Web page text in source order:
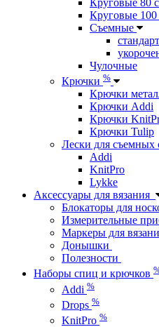
Круговые
Съемные
Чулочные
Крючки %
Крючки
Крючки Addi
Крючки
Крючки Tulip
Лески для съемных
Addi
KnitPro
Lykke
Аксессуары для вязания
Блокаторы для
Измерительные
Маркеры для
Донышки
Полезности
Наборы спиц и крючков
Addi %
Drops %
KnitPro %